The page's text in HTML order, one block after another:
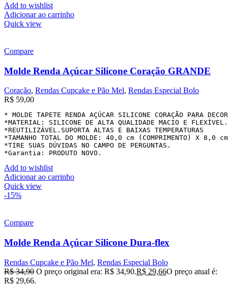
Add to wishlist
Adicionar ao carrinho
Quick view
Compare
Molde Renda Açúcar Silicone Coração GRANDE
Coração, Rendas Cupcake e Pão Mel, Rendas Especial Bolo
R$ 59,00
* MOLDE TAPETE RENDA AÇÚCAR SILICONE CORAÇÃO PARA
*MATERIAL: SILICONE DE ALTA QUALIDADE MACIO E FLEXÍVEL.
*REUTILIZÁVEL.SUPORTA ALTAS E BAIXAS TEMPERATURAS
*TAMANHO TOTAL DO MOLDE: 40,0 cm (COMPRIMENTO) X 8,0
*TIRE SUAS DÚVIDAS NO CAMPO DE PERGUNTAS.
*Garantia: PRODUTO NOVO.
Add to wishlist
Adicionar ao carrinho
Quick view
-15%
Compare
Molde Renda Açúcar Silicone Dura-flex
Rendas Cupcake e Pão Mel, Rendas Especial Bolo
R$34,90 O preço original era: R$ 34,90.R$ 29,66O preço atual é:
R$ 29,66.